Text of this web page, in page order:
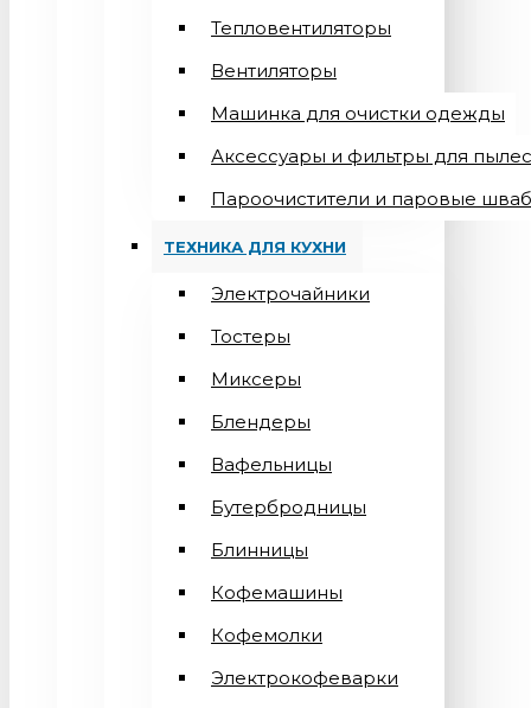
Тепловентиляторы
Вентиляторы
Машинка для очистки одежды
Аксессуары и фильтры для
Пароочистители и паровые
ТЕХНИКА ДЛЯ КУХНИ
Электрочайники
Тостеры
Миксеры
Блендеры
Вафельницы
Бутербродницы
Блинницы
Кофемашины
Кофемолки
Электрокофеварки